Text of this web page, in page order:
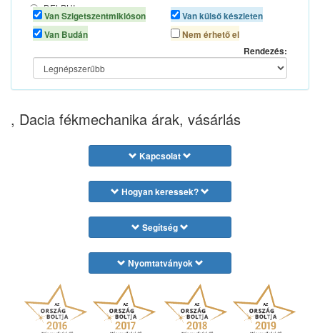
DELPHI
LPR
RENAULT
Van Szigetszentmiklóson
Van Budán
Van külső készleten
Nem érhető el
Rendezés:
, Dacia fékmechanika árak, vásárlás
Kapcsolat
Hogyan keressek?
Segítség
Nyomtatványok